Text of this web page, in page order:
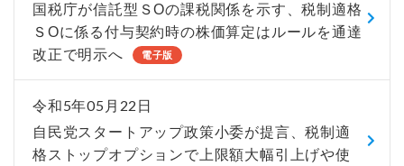
国税庁が信託型ＳОの課税関係を示す、税制適格
ＳОに係る付与契約時の株価算定はルールを通達
改正で明示へ
電子版
令和5年05月22日
自民党スタートアップ政策小委が提言、税制適
格ストップオプションで上限額大幅引上げや使